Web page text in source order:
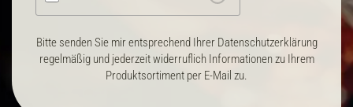
Bitte senden Sie mir entsprechend Ihrer Datenschutzerklärung
regelmäßig und jederzeit widerruflich Informationen zu Ihrem
Produktsortiment per E-Mail zu.